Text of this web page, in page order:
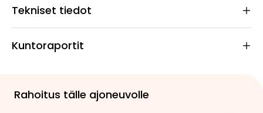
Tekniset tiedot
Kuntoraportit
Rahoitus tälle ajoneuvolle